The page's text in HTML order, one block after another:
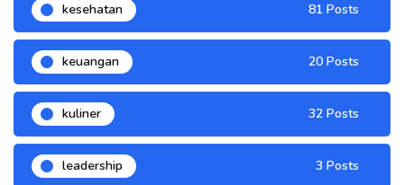
kesehatan 81 Posts
keuangan 20 Posts
kuliner 32 Posts
leadership 3 Posts